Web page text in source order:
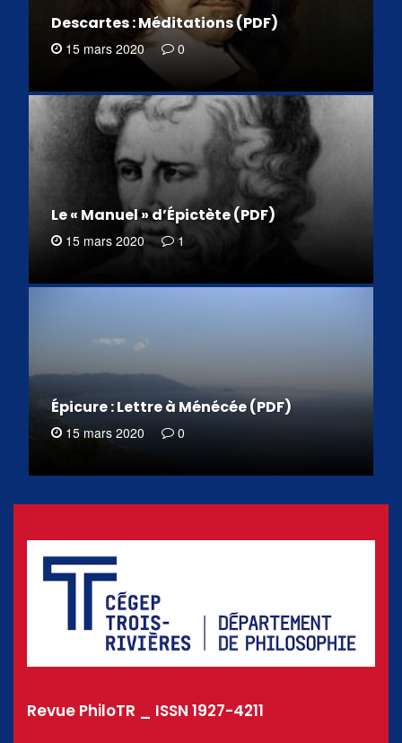
Descartes : Méditations (PDF)
15 mars 2020 0
Le « Manuel » d’Épictète (PDF)
15 mars 2020 1
Épicure : Lettre à Ménécée (PDF)
15 mars 2020 0
Revue PhiloTR _ ISSN 1927-4211